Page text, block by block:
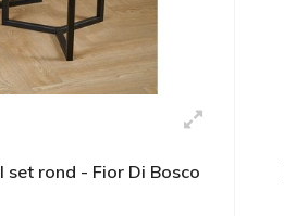
rond - Fior Di Bosco